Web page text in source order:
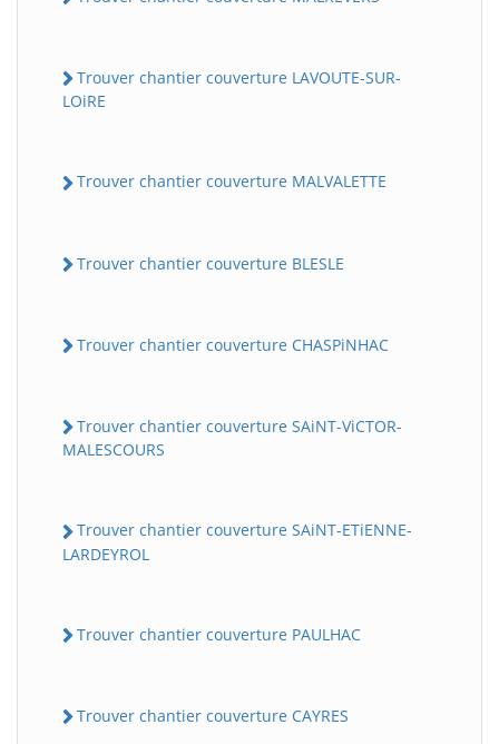
Trouver chantier couverture LAVOUTE-SUR-
LOiRE
Trouver chantier couverture MALVALETTE
Trouver chantier couverture BLESLE
Trouver chantier couverture CHASPiNHAC
Trouver chantier couverture SAiNT-ViCTOR-
MALESCOURS
Trouver chantier couverture SAiNT-ETiENNE-
LARDEYROL
Trouver chantier couverture PAULHAC
Trouver chantier couverture CAYRES